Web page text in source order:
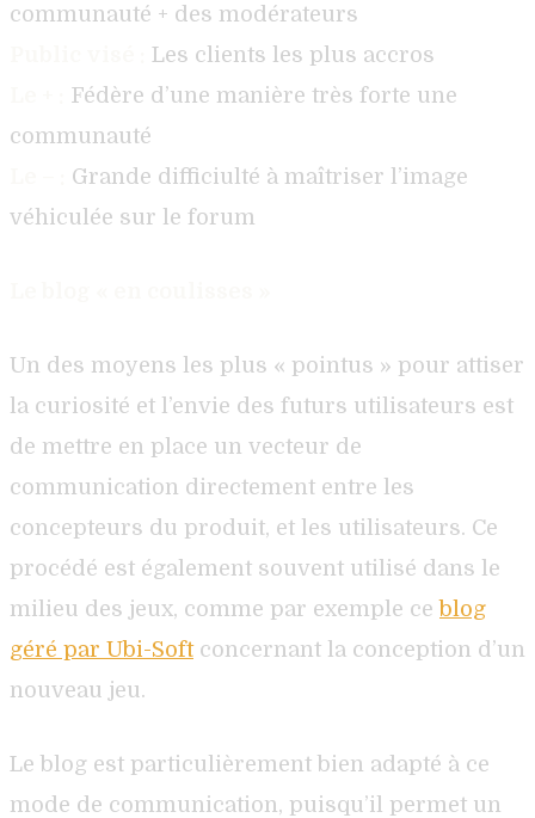
communauté + des modérateurs
Les clients les plus accros
Fédère d’une manière très forte une
communauté
Grande difficiulté à maîtriser l’image
véhiculée sur le forum
Un des moyens les plus « pointus » pour attiser
la curiosité et l’envie des futurs utilisateurs est
de mettre en place un vecteur de
communication directement entre les
concepteurs du produit, et les utilisateurs. Ce
procédé est également souvent utilisé dans le
milieu des jeux, comme par exemple ceblog
géré par Ubi-Softconcernant la conception d’un
nouveau jeu.
Le blog est particulièrement bien adapté à ce
mode de communication, puisqu’il permet un